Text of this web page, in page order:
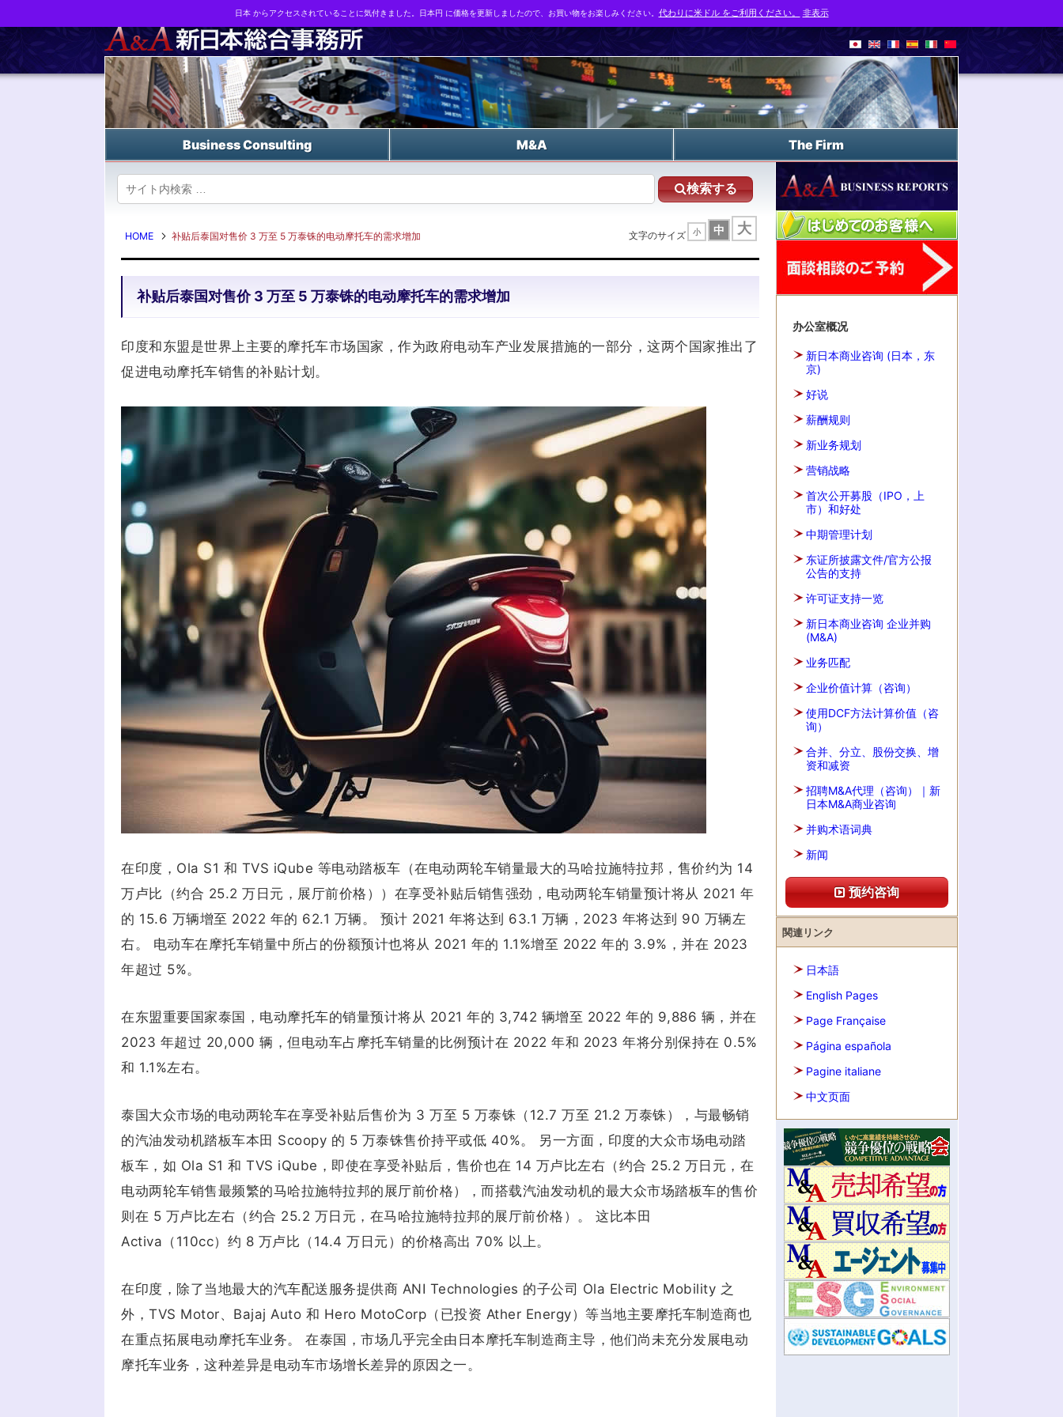
Business strategy reports, business matching and M&A in Japan
Business Consulting M&A The Firm
検索する
HOME 补贴后泰国对售价 3 万至 5 万泰铢的电动摩托车的需求增加 文字のサイズ 小 中 大
补贴后泰国对售价 3 万至 5 万泰铢的电动摩托车的需求增加
印度和东盟是世界上主要的摩托车市场国家，作为政府电动车产业发展措施的一部分，这两个国家推出了
促进电动摩托车销售的补贴计划。
在印度，Ola S1 和 TVS iQube 等电动踏板车（在电动两轮车销量最大的马哈拉施特拉邦，售价约为 14
万卢比（约合 25.2 万日元，展厅前价格））在享受补贴后销售强劲，电动两轮车销量预计将从 2021 年
的 15.6 万辆增至 2022 年的 62.1 万辆。 预计 2021 年将达到 63.1 万辆，2023 年将达到 90 万辆左
右。 电动车在摩托车销量中所占的份额预计也将从 2021 年的 1.1%增至 2022 年的 3.9%，并在 2023
年超过 5%。
在东盟重要国家泰国，电动摩托车的销量预计将从 2021 年的 3,742 辆增至 2022 年的 9,886 辆，并在
2023 年超过 20,000 辆，但电动车占摩托车销量的比例预计在 2022 年和 2023 年将分别保持在 0.5%
和 1.1%左右。
泰国大众市场的电动两轮车在享受补贴后售价为 3 万至 5 万泰铢（12.7 万至 21.2 万泰铢），与最畅销
的汽油发动机踏板车本田 Scoopy 的 5 万泰铢售价持平或低 40%。 另一方面，印度的大众市场电动踏
板车，如 Ola S1 和 TVS iQube，即使在享受补贴后，售价也在 14 万卢比左右（约合 25.2 万日元，在
电动两轮车销售最频繁的马哈拉施特拉邦的展厅前价格），而搭载汽油发动机的最大众市场踏板车的售价
则在 5 万卢比左右（约合 25.2 万日元，在马哈拉施特拉邦的展厅前价格）。 这比本田
Activa（110cc）约 8 万卢比（14.4 万日元）的价格高出 70% 以上。
在印度，除了当地最大的汽车配送服务提供商 ANI Technologies 的子公司 Ola Electric Mobility 之
外，TVS Motor、Bajaj Auto 和 Hero MotoCorp（已投资 Ather Energy）等当地主要摩托车制造商也
在重点拓展电动摩托车业务。 在泰国，市场几乎完全由日本摩托车制造商主导，他们尚未充分发展电动
摩托车业务，这种差异是电动车市场增长差异的原因之一。
办公室概况
新日本商业咨询 (日本，东
京)
好说
薪酬规则
新业务规划
营销战略
首次公开募股（IPO，上
市）和好处
中期管理计划
东证所披露文件/官方公报
公告的支持
许可证支持一览
新日本商业咨询 企业并购
(M&A)
业务匹配
企业价值计算（咨询）
使用DCF方法计算价值（咨
询）
合并、分立、股份交换、增
资和减资
招聘M&A代理（咨询）｜新
日本M&A商业咨询
并购术语词典
新闻
预约咨询
関連リンク
日本語
English Pages
Page Française
Página española
Pagine italiane
中文页面
日本 からアクセスされていることに気付きました。日本円 に価格を更新しましたので、お買い物をお楽しみください。 代わりに米ドル をご利用ください。 非表示